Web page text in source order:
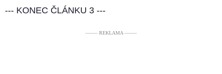
--- KONEC ČLÁNKU 3 ---
––––– REKLAMA –––––